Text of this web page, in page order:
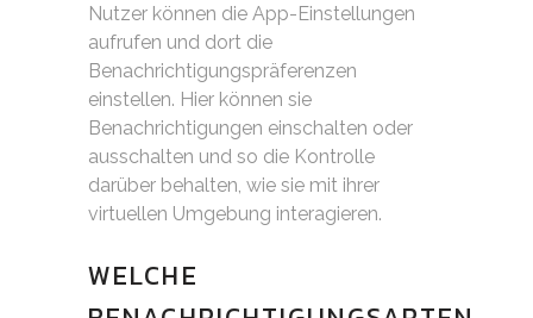
Nutzer können die App-Einstellungen
aufrufen und dort die
Benachrichtigungspräferenzen
einstellen. Hier können sie
Benachrichtigungen einschalten oder
ausschalten und so die Kontrolle
darüber behalten, wie sie mit ihrer
virtuellen Umgebung interagieren.
WELCHE